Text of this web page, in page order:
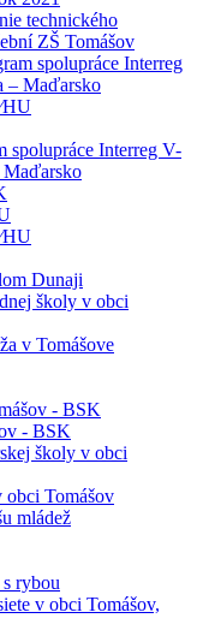
technického
ZŠ Tomášov
spolupráce Interreg
– Maďarsko
spolupráce Interreg V-
Maďarsko
Dunaji
školy v obci
v Tomášove
- BSK
- BSK
školy v obci
obci Tomášov
mládež
rybou
v obci Tomášov,